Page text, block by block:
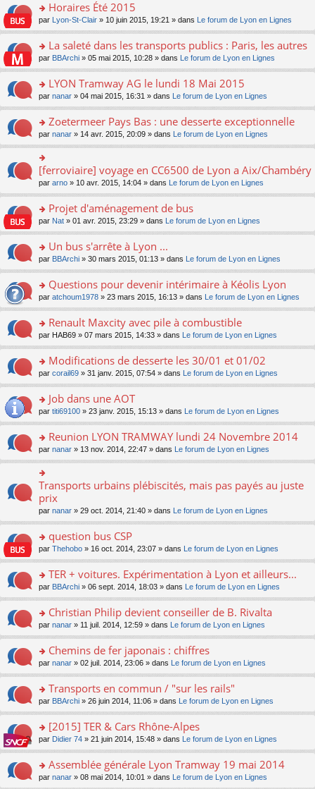
ult
er
le
m
e
a
g
e
n
n
le
u
s
c
e
nt
o
n
ult
er
le
m
e
a
g
e
n
o
lu
pl
u
s
c
e
nt
Horaires Été 2015
par Lyon-St-Clair » 10 juin 2015, 19:21 » dans Le forum de Lyon en Lignes
o
n
ult
er
le
m
e
s
g
e
n
o
lu
pl
u
s
c
e
nt
La saleté dans les transports publics : Paris, les autres
par BBArchi » 05 mai 2015, 10:28 » dans Le forum de Lyon en Lignes
o
n
ult
er
le
m
e
s
g
e
n
o
lu
pl
u
s
c
e
nt
LYON Tramway AG le lundi 18 Mai 2015
par nanar » 04 mai 2015, 16:31 » dans Le forum de Lyon en Lignes
o
n
s
ult
er
le
m
e
s
g
e
n
o
lu
pl
u
s
c
e
nt
Zoetermeer Pays Bas : une desserte exceptionnelle
par nanar » 14 avr. 2015, 20:09 » dans Le forum de Lyon en Lignes
o
n
er
le
m
e
s
a
g
e
n
n
lu
le
pl
u
c
e
nt
[ferroviaire] voyage en CC6500 de Lyon a Aix/Chambéry
par arno » 10 avr. 2015, 14:04 » dans Le forum de Lyon en Lignes
o
n
ult
er
le
m
e
a
g
e
n
n
le
pl
u
ré
c
e
nt
Projet d'aménagement de bus
par Nat » 01 avr. 2015, 23:29 » dans Le forum de Lyon en Lignes
o
n
ult
er
le
m
e
a
g
e
n
n
le
pl
u
s
ré
c
e
nt
Un bus s'arrête à Lyon ...
par BBArchi » 30 mars 2015, 01:13 » dans Le forum de Lyon en Lignes
o
n
ult
er
le
m
e
a
g
e
n
n
le
u
s
e
nt
Questions pour devenir intérimaire à Kéolis Lyon
par atchoum1978 » 23 mars 2015, 16:13 » dans Le forum de Lyon en Lignes
o
n
ult
er
le
m
e
a
g
e
n
o
lu
le
pl
u
s
e
nt
Renault Maxcity avec pile à combustible
par HAB69 » 07 mars 2015, 14:33 » dans Le forum de Lyon en Lignes
o
n
ult
er
le
m
e
s
g
e
n
o
lu
le
pl
u
s
e
nt
Modifications de desserte les 30/01 et 01/02
par corail69 » 31 janv. 2015, 07:54 » dans Le forum de Lyon en Lignes
o
n
ult
er
le
m
s
s
a
e
n
o
lu
le
pl
u
s
e
nt
Job dans une AOT
par titi69100 » 23 janv. 2015, 15:13 » dans Le forum de Lyon en Lignes
o
n
s
ult
er
le
m
e
s
a
e
n
o
lu
le
pl
u
s
e
nt
Reunion LYON TRAMWAY lundi 24 Novembre 2014
par nanar » 13 nov. 2014, 22:47 » dans Le forum de Lyon en Lignes
o
n
s
ult
er
le
m
e
s
a
g
e
n
lu
le
pl
u
ré
c
e
nt
Transports urbains plébiscités, mais pas payés au juste
prix
par nanar » 29 oct. 2014, 21:40 » dans Le forum de Lyon en Lignes
o
n
ult
er
le
m
e
a
g
e
n
n
le
pl
u
ré
c
question bus CSP
par Thehobo » 16 oct. 2014, 23:07 » dans Le forum de Lyon en Lignes
o
n
ult
er
le
m
e
a
g
e
n
n
le
pl
TER + voitures. Expérimentation à Lyon et ailleurs...
par BBArchi » 06 sept. 2014, 18:03 » dans Le forum de Lyon en Lignes
o
n
ult
er
le
m
e
a
g
e
n
n
Christian Philip devient conseiller de B. Rivalta
par nanar » 11 juil. 2014, 12:59 » dans Le forum de Lyon en Lignes
o
n
ult
er
le
m
e
a
g
Chemins de fer japonais : chiffres
par nanar » 02 juil. 2014, 23:06 » dans Le forum de Lyon en Lignes
o
n
ult
er
le
m
e
Transports en commun / "sur les rails"
par BBArchi » 26 juin 2014, 11:06 » dans Le forum de Lyon en Lignes
o
n
ult
er
[2015] TER & Cars Rhône-Alpes
par Didier 74 » 21 juin 2014, 15:48 » dans Le forum de Lyon en Lignes
o
Assemblée générale Lyon Tramway 19 mai 2014
par nanar » 08 mai 2014, 10:01 » dans Le forum de Lyon en Lignes